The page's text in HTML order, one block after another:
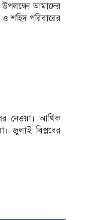
উপলক্ষ্যে আমাদের
শহিদ পরিবারের
নেওয়া। আর্থিক
জুলাই বিপ্লবের